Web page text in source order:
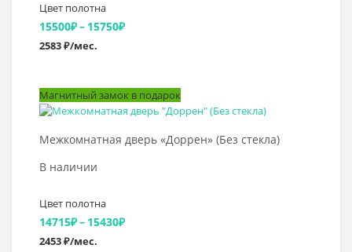
Цвет полотна
15500₽– 15750₽Диапазон
–
15750₽
2583 ₽/мес.
Магнитный замок в подарок
Межкомнатная дверь «Доррен» (Без стекла)
В наличии
Цвет полотна
14715₽– 15430₽Диапазон
2453 ₽/мес.
Выбрать >